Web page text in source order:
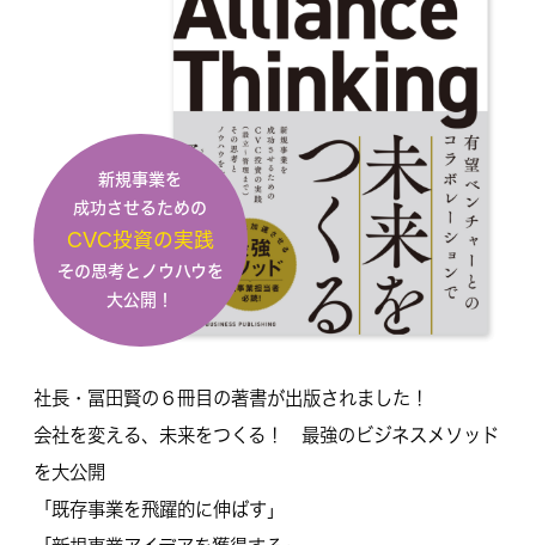
新規事業を
成功させるための
CVC投資の実践
その思考とノウハウを
大公開！
社長・冨田賢の６冊目の著書が出版されました！
会社を変える、未来をつくる！ 最強のビジネスメソッド
を大公開
「既存事業を飛躍的に伸ばす」